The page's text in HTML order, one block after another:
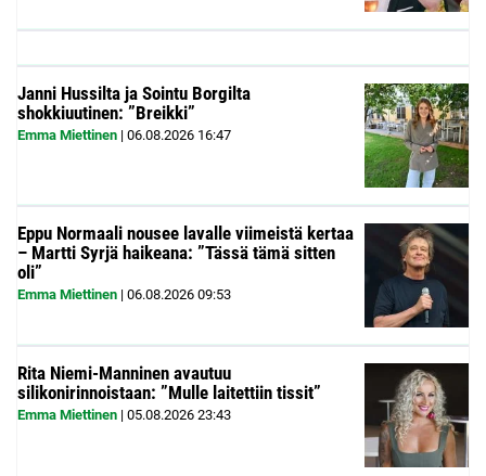
Janni Hussilta ja Sointu Borgilta
shokkiuutinen: ”Breikki”
Emma Miettinen | 06.08.2026 16:47
Eppu Normaali nousee lavalle viimeistä kertaa
– Martti Syrjä haikeana: ”Tässä tämä sitten
oli”
Emma Miettinen | 06.08.2026 09:53
Rita Niemi-Manninen avautuu
silikonirinnoistaan: ”Mulle laitettiin tissit”
Emma Miettinen | 05.08.2026 23:43